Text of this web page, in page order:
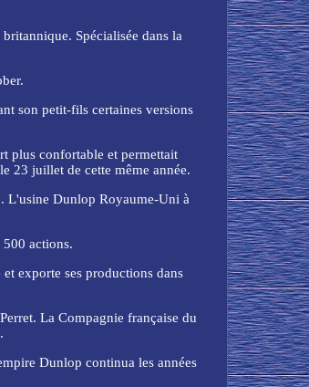
Spécialisée dans la
son petit-fils certaines versions
plus confortable et permettait
23 juillet de cette même année.
L'usine Dunlop Royaume-Uni à
actions.
exporte ses productions dans
La Compagnie française du
Dunlop continua les années